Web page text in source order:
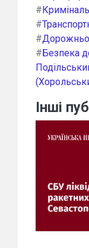
#
#
#
# Безпека
Інші